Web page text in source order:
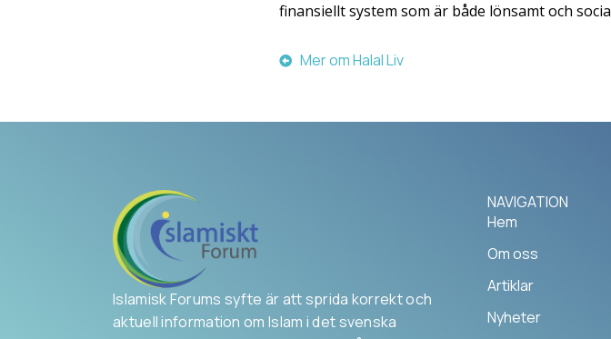
finansiellt system som är både lönsamt och
Mer om Halal Liv
Islamisk Forums syfte är att sprida korrekt och
aktuell information om Islam i det svenska
NAVIGATION
Hem
Om oss
Artiklar
Nyheter